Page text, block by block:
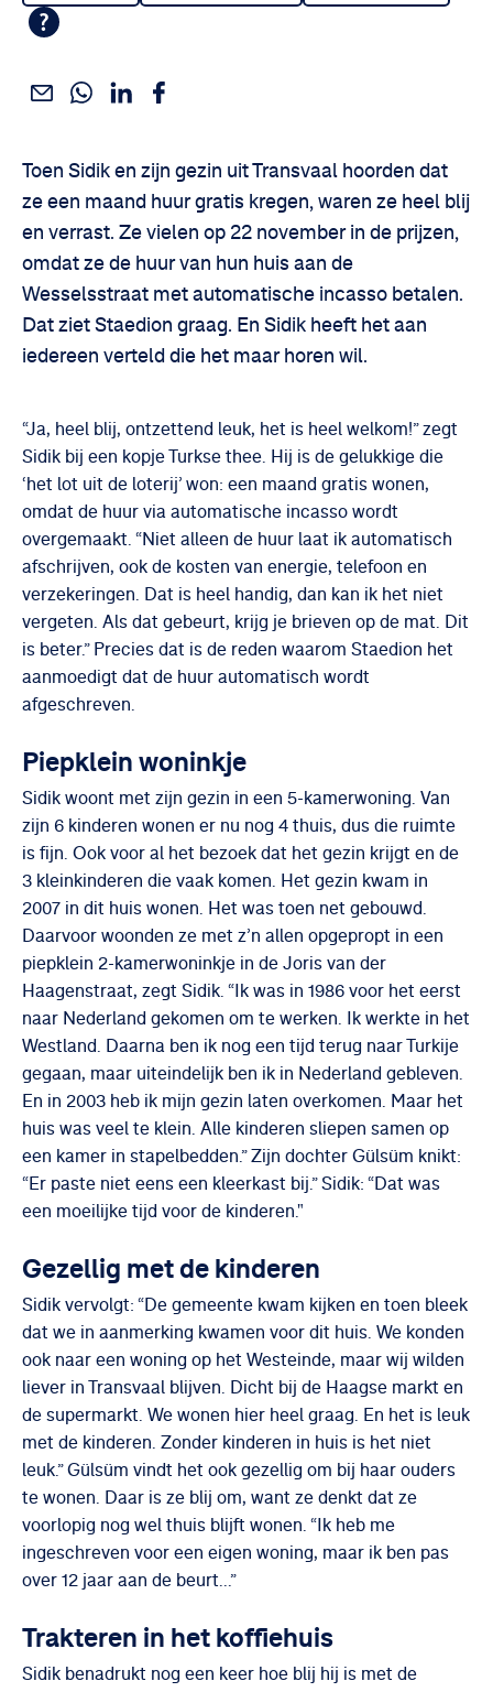
Deel het artikel:
Deel dit via e-mail
Deel dit via WhatsApp
Deel dit via Linkedin
Deel dit via Facebook
Toen Sidik en zijn gezin uit Transvaal hoorden dat
ze een maand huur gratis kregen, waren ze heel blij
en verrast. Ze vielen op 22 november in de prijzen,
omdat ze de huur van hun huis aan de
Wesselsstraat met automatische incasso betalen.
Dat ziet Staedion graag. En Sidik heeft het aan
iedereen verteld die het maar horen wil.
“Ja, heel blij, ontzettend leuk, het is heel welkom!” zegt
Sidik bij een kopje Turkse thee. Hij is de gelukkige die
‘het lot uit de loterij’ won: een maand gratis wonen,
omdat de huur via automatische incasso wordt
overgemaakt. “Niet alleen de huur laat ik automatisch
afschrijven, ook de kosten van energie, telefoon en
verzekeringen. Dat is heel handig, dan kan ik het niet
vergeten. Als dat gebeurt, krijg je brieven op de mat. Dit
is beter.” Precies dat is de reden waarom Staedion het
aanmoedigt dat de huur automatisch wordt
afgeschreven.
Piepklein woninkje
Sidik woont met zijn gezin in een 5-kamerwoning. Van
zijn 6 kinderen wonen er nu nog 4 thuis, dus die ruimte
is fijn. Ook voor al het bezoek dat het gezin krijgt en de
3 kleinkinderen die vaak komen. Het gezin kwam in
2007 in dit huis wonen. Het was toen net gebouwd.
Daarvoor woonden ze met z’n allen opgepropt in een
piepklein 2-kamerwoninkje in de Joris van der
Haagenstraat, zegt Sidik. “Ik was in 1986 voor het eerst
naar Nederland gekomen om te werken. Ik werkte in het
Westland. Daarna ben ik nog een tijd terug naar Turkije
gegaan, maar uiteindelijk ben ik in Nederland gebleven.
En in 2003 heb ik mijn gezin laten overkomen. Maar het
huis was veel te klein. Alle kinderen sliepen samen op
een kamer in stapelbedden.” Zijn dochter Gülsüm knikt:
“Er paste niet eens een kleerkast bij.” Sidik: “Dat was
een moeilijke tijd voor de kinderen."
Gezellig met de kinderen
Sidik vervolgt: “De gemeente kwam kijken en toen bleek
dat we in aanmerking kwamen voor dit huis. We konden
ook naar een woning op het Westeinde, maar wij wilden
liever in Transvaal blijven. Dicht bij de Haagse markt en
de supermarkt. We wonen hier heel graag. En het is leuk
met de kinderen. Zonder kinderen in huis is het niet
leuk.” Gülsüm vindt het ook gezellig om bij haar ouders
te wonen. Daar is ze blij om, want ze denkt dat ze
voorlopig nog wel thuis blijft wonen. “Ik heb me
ingeschreven voor een eigen woning, maar ik ben pas
over 12 jaar aan de beurt...”
Trakteren in het koffiehuis
Sidik benadrukt nog een keer hoe blij hij is met de